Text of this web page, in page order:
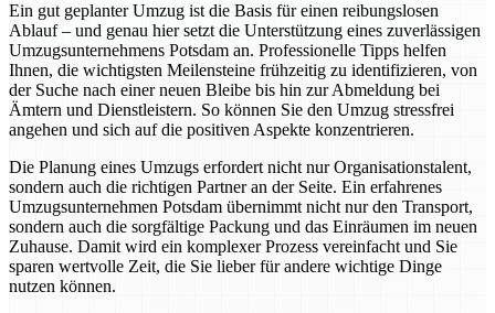
Ein gut geplanter Umzug ist die Basis für einen reibungslosen
Ablauf – und genau hier setzt die Unterstützung eines zuverlässigen
Umzugsunternehmens Potsdam an. Professionelle Tipps helfen
Ihnen, die wichtigsten Meilensteine frühzeitig zu identifizieren, von
der Suche nach einer neuen Bleibe bis hin zur Abmeldung bei
Ämtern und Dienstleistern. So können Sie den Umzug stressfrei
angehen und sich auf die positiven Aspekte konzentrieren.
Die Planung eines Umzugs erfordert nicht nur Organisationstalent,
sondern auch die richtigen Partner an der Seite. Ein erfahrenes
Umzugsunternehmen Potsdam übernimmt nicht nur den Transport,
sondern auch die sorgfältige Packung und das Einräumen im neuen
Zuhause. Damit wird ein komplexer Prozess vereinfacht und Sie
sparen wertvolle Zeit, die Sie lieber für andere wichtige Dinge
nutzen können.